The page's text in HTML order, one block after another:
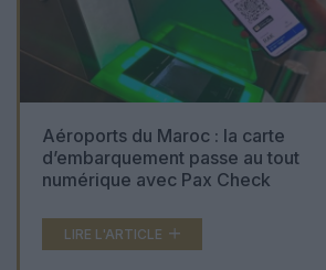
Aéroports du Maroc : la carte
d’embarquement passe au tout
numérique avec Pax Check
LIRE L'ARTICLE